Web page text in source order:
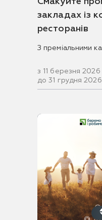
закладах із
ресторанів
З преміальними
з 11 березня 2026
до 31 грудня 2026